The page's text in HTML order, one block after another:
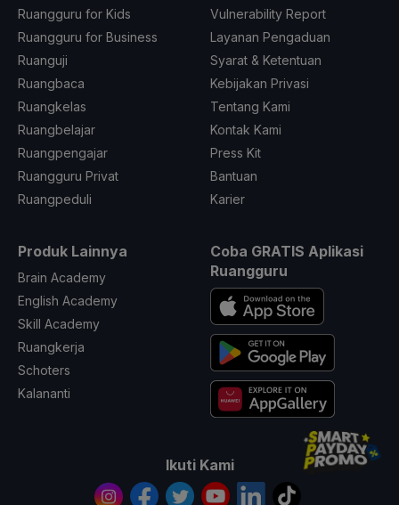
Ruangguru for Kids
Ruangguru for Business
Ruanguji
Ruangbaca
Ruangkelas
Ruangbelajar
Ruangpengajar
Ruangguru Privat
Ruangpeduli
Vulnerability Report
Layanan Pengaduan
Syarat & Ketentuan
Kebijakan Privasi
Tentang Kami
Kontak Kami
Press Kit
Bantuan
Karier
Produk Lainnya
Brain Academy
English Academy
Skill Academy
Ruangkerja
Schoters
Kalananti
Coba GRATIS Aplikasi
Ruangguru
Ikuti Kami